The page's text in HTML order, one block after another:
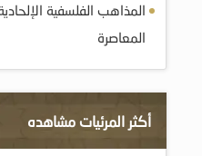
المذاهب الفلسفية
المعاصرة
أكثر المرئيات مشاهده